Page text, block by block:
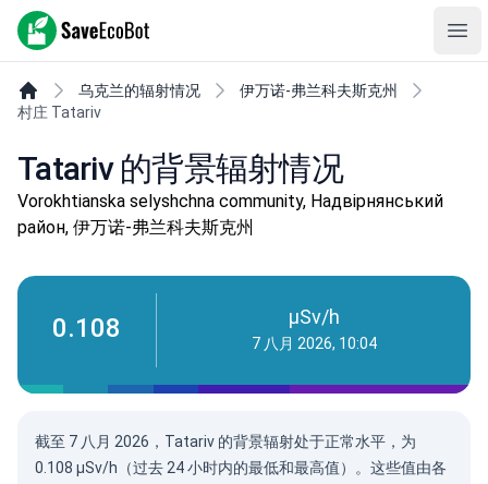
SaveEcoBot
乌克兰的辐射情况
伊万诺-弗兰科夫斯克州
村庄 Tatariv
Tatariv 的背景辐射情况
Vorokhtianska selyshchna community, Надвірнянський
район, 伊万诺-弗兰科夫斯克州
0.108 µSv/h
7 八月 2026, 10:04
截至 7 八月 2026，Tatariv 的背景辐射处于正常水平，为
0.108 µSv/h（过去 24 小时内的最低和最高值）。这些值由各